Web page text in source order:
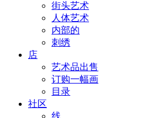
街头艺术
人体艺术
内部的
刺绣
店
艺术品出售
订购一幅画
目录
社区
线